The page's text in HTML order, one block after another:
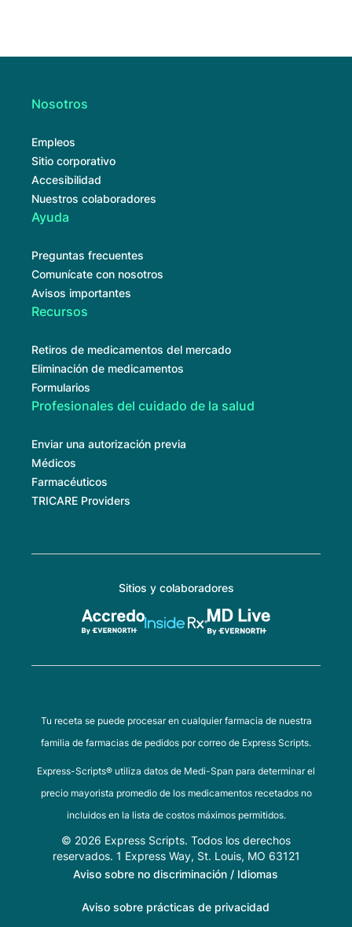
Nosotros
Empleos
Sitio corporativo
Accesibilidad
Nuestros colaboradores
Ayuda
Preguntas frecuentes
Comunícate con nosotros
Avisos importantes
Recursos
Retiros de medicamentos del mercado
Eliminación de medicamentos
Formularios
Profesionales del cuidado de la salud
Enviar una autorización previa
Médicos
Farmacéuticos
TRICARE Providers
Sitios y colaboradores
Tu receta se puede procesar en cualquier farmacia de nuestra
familia de farmacias de pedidos por correo de Express Scripts.
Express-Scripts® utiliza datos de Medi-Span para determinar el
precio mayorista promedio de los medicamentos recetados no
incluidos en la lista de costos máximos permitidos.
© 2026 Express Scripts. Todos los derechos
reservados. 1 Express Way, St. Louis, MO 63121
Aviso sobre no discriminación / Idiomas
Aviso sobre prácticas de privacidad